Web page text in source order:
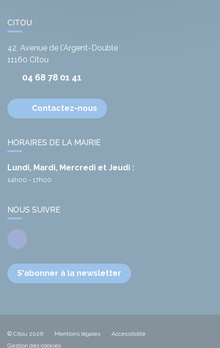
CITOU
42, Avenue de l'Argent-Double
11160 Citou
04 68 78 01 41
Contactez-nous
HORAIRES DE LA MAIRIE
Lundi, Mardi, Mercredi et Jeudi :
14h00 - 17h00
NOUS SUIVRE
Facebook
S'abonner à la newsletter
© Citou 2026 Mentions légales
Accessibilité
Gestion des cookies